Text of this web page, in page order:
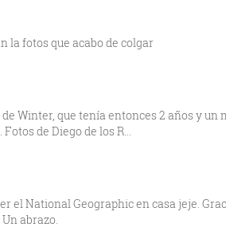
la fotos que acabo de colgar
Winter, que tenía entonces 2 años y un
de Diego de los R...
el National Geographic en casa jeje.
abrazo.